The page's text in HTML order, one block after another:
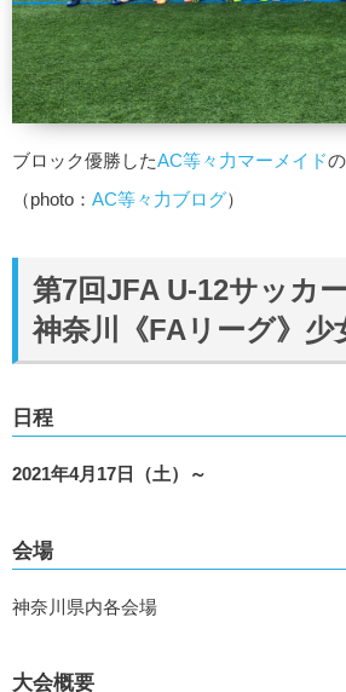
ブロック優勝したAC等々力マーメイド
（photo： AC等々力ブログ）
第7回JFA U-12サッカ
神奈川《FAリーグ》少
日程
2021年4月17日（土）～
会場
神奈川県内各会場
大会概要